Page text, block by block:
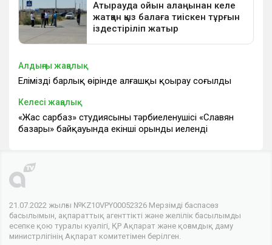
Алдыңғы жаңалық
Еліміздің барлық өңірінде алғашқы қоңырау соғылды
Келесі жаңалық
«Жас сарбаз» студиясының тәрбиеленушісі «Славян
базары» байқауында екінші орынды иеленді
21.07.2022 жылғы №KZ10VPY00052326 Мерзімді баспасөз
басылымын, ақпараттық агенттікті және желілік басылымды
есепке қою туралы куәлігі, ҚР Ақпарат және қоғамдық даму
министрлігінің Ақпарат комитетімен берілген.